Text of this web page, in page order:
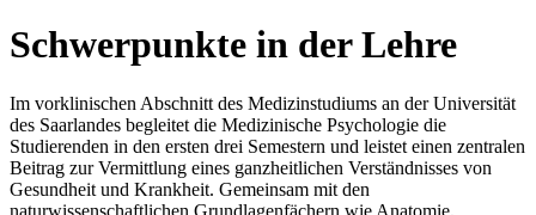
Schwerpunkte in der Lehre
Im vorklinischen Abschnitt des Medizinstudiums an der Universität
des Saarlandes begleitet die Medizinische Psychologie die
Studierenden in den ersten drei Semestern und leistet einen zentralen
Beitrag zur Vermittlung eines ganzheitlichen Verständnisses von
Gesundheit und Krankheit. Gemeinsam mit den
naturwissenschaftlichen Grundlagenfächern wie Anatomie,